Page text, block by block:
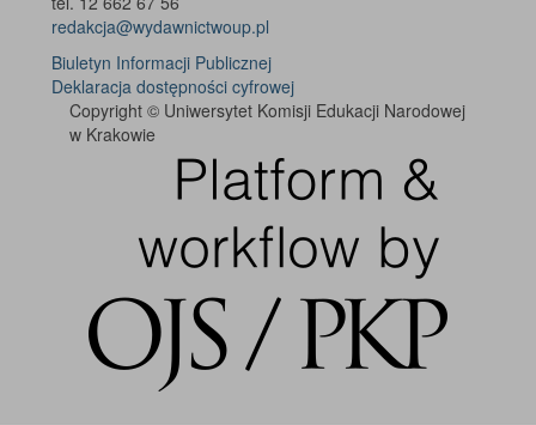
redakcja@wydawnictwoup.pl
Biuletyn Informacji Publicznej
Deklaracja dostępności cyfrowej
Copyright © Uniwersytet Komisji Edukacji Narodowej
w Krakowie